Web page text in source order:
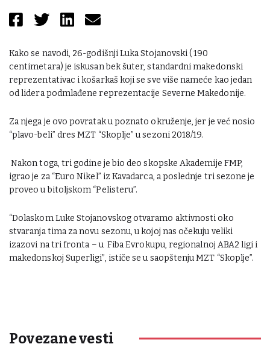
Kako se navodi, 26-godišnji Luka Stojanovski ( 190
centimetara) je iskusan bek šuter, standardni makedonski
reprezentativac i košarkaš koji se sve više nameće kao jedan
od lidera podmlađene reprezentacije Severne Makedonije.
Za njega je ovo povratak u poznato okruženje, jer je već nosio
“plavo-beli” dres MZT “Skoplje” u sezoni 2018/19.
Nakon toga, tri godine je bio deo skopske Akademije FMP,
igrao je za “Euro Nikel” iz Kavadarca, a poslednje tri sezone je
proveo u bitoljskom “Pelisteru”.
“Dolaskom Luke Stojanovskog otvaramo aktivnosti oko
stvaranja tima za novu sezonu, u kojoj nas očekuju veliki
izazovi na tri fronta – u Fiba Evrokupu, regionalnoj ABA2 ligi i
makedonskoj Superligi”, ističe se u saopštenju MZT “Skoplje”.
Povezane vesti